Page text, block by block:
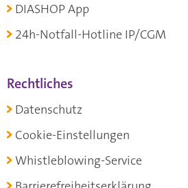
DIASHOP App
24h-Notfall-Hotline IP/CGM
Rechtliches
Datenschutz
Cookie-Einstellungen
Whistleblowing-Service